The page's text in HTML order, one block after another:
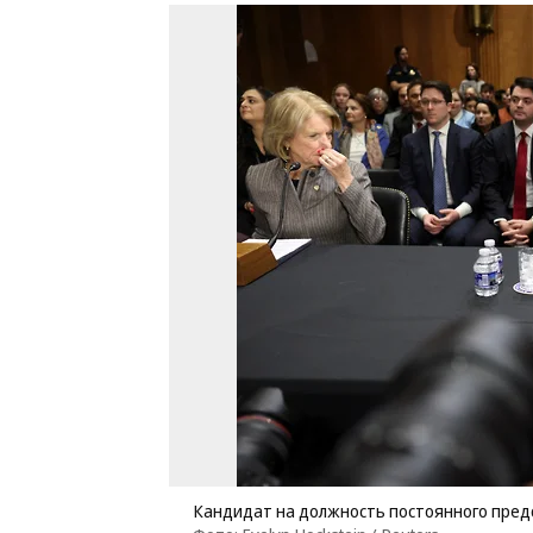
Кандидат на должность постоянного